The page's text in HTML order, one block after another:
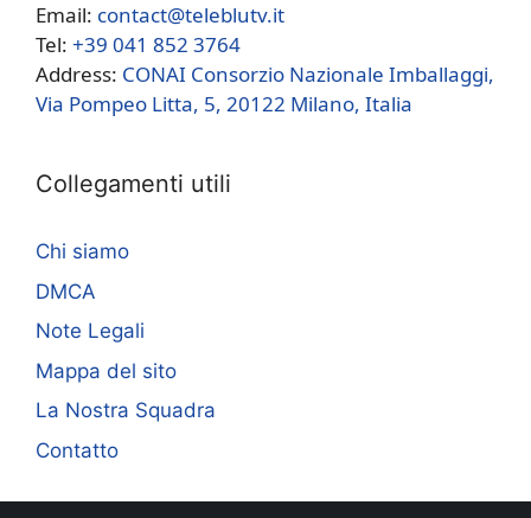
Email: contact@teleblutv.it
Tel: +39 041 852 3764
Address: CONAI Consorzio Nazionale Imballaggi,
Via Pompeo Litta, 5, 20122 Milano, Italia
Collegamenti utili
Chi siamo
DMCA
Note Legali
Mappa del sito
La Nostra Squadra
Contatto